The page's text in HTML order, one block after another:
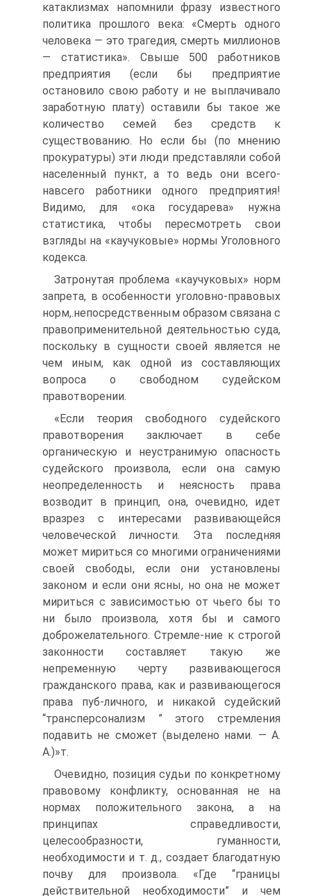
катаклизмах напомнили фразу известного
политика прошлого века: «Смерть одного
человека — это трагедия, смерть миллионов
— статистика». Свыше 500 работников
предприятия (если бы предприятие
остановило свою работу и не выплачивало
заработную плату) оставили бы такое же
количество семей без средств к
существованию. Но если бы (по мнению
прокуратуры) эти люди представляли собой
населенный пункт, а то ведь они всего-
навсего работники одного предприятия!
Видимо, для «ока государева» нужна
статистика, чтобы пересмотреть свои
взгляды на «каучуковые» нормы Уголовного
кодекса.
Затронутая проблема «каучуковых» норм
запрета, в особенности уголовно-правовых
норм,.непосредственным образом связана с
правоприменительной деятельностью суда,
поскольку в сущности своей является не
чем иным, как одной из составляющих
вопроса о свободном судейском
правотворении.
«Если теория свободного судейского
правотворения заключает в себе
органическую и неустранимую опасность
судейского произвола, если она самую
неопределенность и неясность права
возводит в принцип, она, очевидно, идет
вразрез с интересами развивающейся
человеческой личности. Эта последняя
может мириться со многими ограничениями
своей свободы, если они установлены
законом и если они ясны, но она не может
мириться с зависимостью от чьего бы то
ни было произвола, хотя бы и самого
доброжелательного. Стремле-ние к строгой
законности составляет такую же
непременную черту развивающегося
гражданского права, как и развивающегося
права пуб-личного, и никакой судейский
“трансперсонализм ” этого стремления
подавить не сможет (выделено нами. — А.
А.)»т.
Очевидно, позиция судьи по конкретному
правовому конфликту, основанная не на
нормах положительного закона, а на
принципах справедливости,
целесообразности, гуманности,
необходимости и т. д., создает благодатную
почву для произвола. «Где “границы
действительной необходимости” и чем